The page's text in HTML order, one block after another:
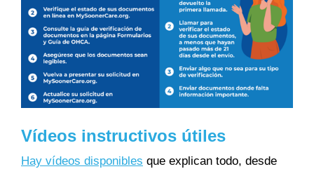
Vídeos instructivos útiles
Hay vídeos disponibles que explican todo, desde